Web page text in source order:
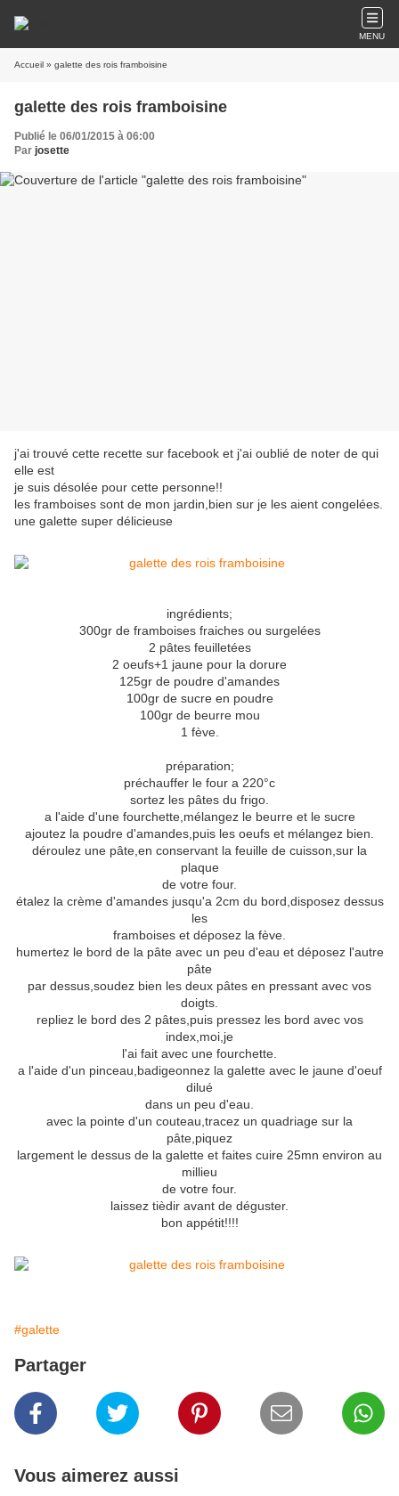
MENU
Accueil » galette des rois framboisine
galette des rois framboisine
Publié le 06/01/2015 à 06:00
Par josette
j'ai trouvé cette recette sur facebook et j'ai oublié de noter de qui
elle est
je suis désolée pour cette personne!!
les framboises sont de mon jardin,bien sur je les aient congelées.
une galette super délicieuse
ingrédients;
300gr de framboises fraiches ou surgelées
2 pâtes feuilletées
2 oeufs+1 jaune pour la dorure
125gr de poudre d'amandes
100gr de sucre en poudre
100gr de beurre mou
1 fève.
préparation;
préchauffer le four a 220°c
sortez les pâtes du frigo.
a l'aide d'une fourchette,mélangez le beurre et le sucre
ajoutez la poudre d'amandes,puis les oeufs et mélangez bien.
déroulez une pâte,en conservant la feuille de cuisson,sur la
plaque
de votre four.
étalez la crème d'amandes jusqu'a 2cm du bord,disposez dessus
les
framboises et déposez la fève.
humertez le bord de la pâte avec un peu d'eau et déposez l'autre
pâte
par dessus,soudez bien les deux pâtes en pressant avec vos
doigts.
repliez le bord des 2 pâtes,puis pressez les bord avec vos
index,moi,je
l'ai fait avec une fourchette.
a l'aide d'un pinceau,badigeonnez la galette avec le jaune d'oeuf
dilué
dans un peu d'eau.
avec la pointe d'un couteau,tracez un quadriage sur la
pâte,piquez
largement le dessus de la galette et faites cuire 25mn environ au
millieu
de votre four.
laissez tièdir avant de déguster.
bon appétit!!!!
#galette
Partager
Vous aimerez aussi